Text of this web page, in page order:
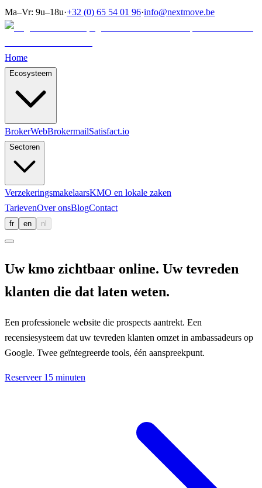
Ma–Vr: 9u–18u·+32 (0) 65 54 01 96·info@nextmove.be
Home
Ecosysteem
BrokerWebBrokermailSatisfact.io
Sectoren
VerzekeringsmakelaarsKMO en lokale zaken
TarievenOver onsBlogContact
fr en nl
Uw kmo zichtbaar online. Uw tevreden
klanten die dat laten weten.
Een professionele website die prospects aantrekt. Een
recensiesysteem dat uw tevreden klanten omzet in ambassadeurs op
Google. Twee geïntegreerde tools, één aanspreekpunt.
Reserveer 15 minuten